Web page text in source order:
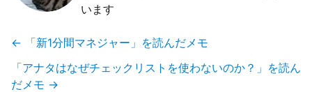
います
←
「新1分間マネジャー」を読んだメモ
「アナタはなぜチェックリストを使わないのか？」を読ん
だメモ →